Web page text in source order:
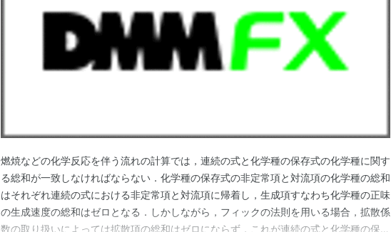
燃焼などの化学反応を伴う流れの計算では，連続の式と化学種の保存式の化学種に関す
る総和が一致しなければならない．化学種の保存式の非定常項と対流項の化学種の総和
はそれぞれ連続の式における非定常項と対流項に帰着し，生成項すなわち化学種の正味
の生成速度の総和はゼロとなる．しかしながら，フィックの法則を用いる場合，拡散係
数の取り扱いによっては拡散項の総和はゼロにならず，これが連続の式と化学種の保存